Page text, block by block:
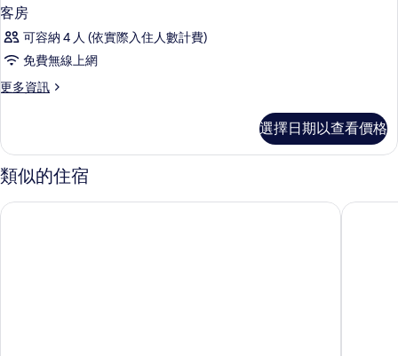
客房
可容納 4 人 (依實際入住人數計費)
免費無線上網
更多資訊
更
的
詳
情
選擇日期以查看價格
類似的住宿
115 The Strand NEU Collective 飯店 斯特蘭